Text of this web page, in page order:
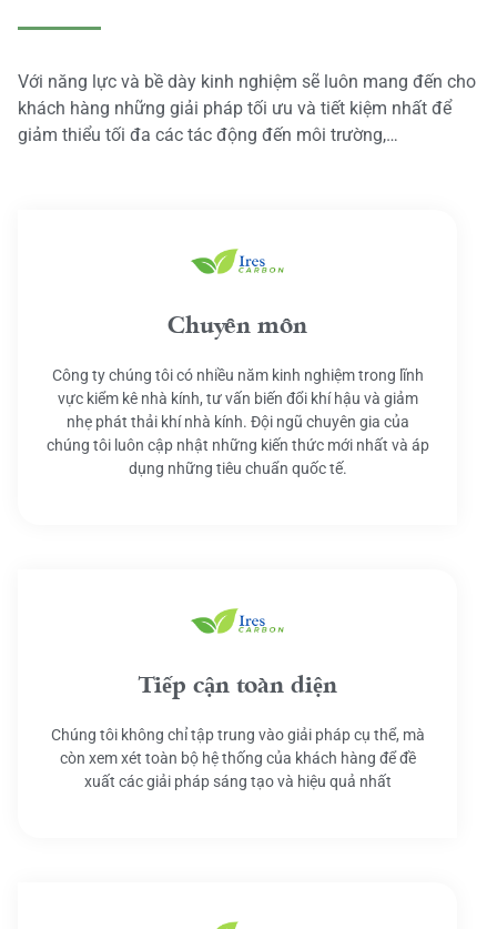
Với năng lực và bề dày kinh nghiệm sẽ luôn mang đến cho
khách hàng những giải pháp tối ưu và tiết kiệm nhất để
giảm thiểu tối đa các tác động đến môi trường,…
Chuyên môn
Công ty chúng tôi có nhiều năm kinh nghiệm trong lĩnh
vực kiểm kê nhà kính, tư vấn biến đổi khí hậu và giảm
nhẹ phát thải khí nhà kính. Đội ngũ chuyên gia của
chúng tôi luôn cập nhật những kiến thức mới nhất và áp
dụng những tiêu chuẩn quốc tế.
Tiếp cận toàn diện
Chúng tôi không chỉ tập trung vào giải pháp cụ thể, mà
còn xem xét toàn bộ hệ thống của khách hàng để đề
xuất các giải pháp sáng tạo và hiệu quả nhất